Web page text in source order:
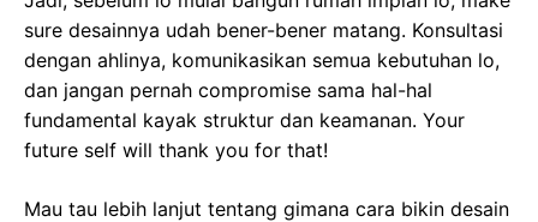
sure desainnya udah bener-bener matang. Konsultasi
dengan ahlinya, komunikasikan semua kebutuhan lo,
dan jangan pernah compromise sama hal-hal
fundamental kayak struktur dan keamanan. Your
future self will thank you for that!
Mau tau lebih lanjut tentang gimana cara bikin desain